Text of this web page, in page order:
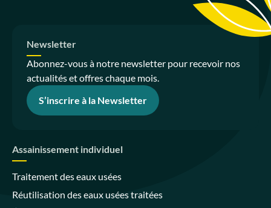
Newsletter
Abonnez-vous à notre newsletter pour recevoir nos
actualités et offres chaque mois.
S’inscrire à la Newsletter
Assainissement individuel
Traitement des eaux usées
Réutilisation des eaux usées traitées